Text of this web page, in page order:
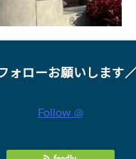
ォローお願いします／
Follow @